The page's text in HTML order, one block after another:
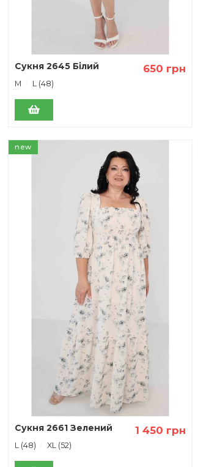
650 грн
Сукня 2645 Білий
М L (48)
new
1 450 грн
Сукня 2661 Зелений
L (48) XL (52)